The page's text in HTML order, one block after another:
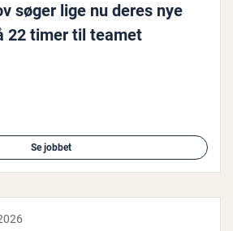
søger lige nu deres nye
22 timer til teamet
Se jobbet